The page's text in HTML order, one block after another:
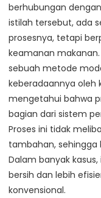
berhubungan
istilah tersebut, ada
prosesnya, tetapi
keamanan
sebuah metode
keberadaannya oleh
mengetahui bahwa
bagian dari sistem
Proses ini tidak
tambahan,
Dalam banyak
bersih dan lebih
konvensional.